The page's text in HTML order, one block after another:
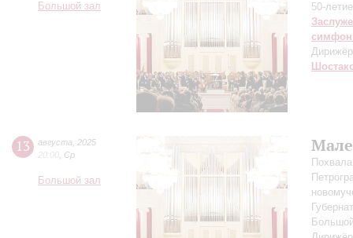
Большой зал
50-
13 августа
2025
20:00 Ср
Большой зал